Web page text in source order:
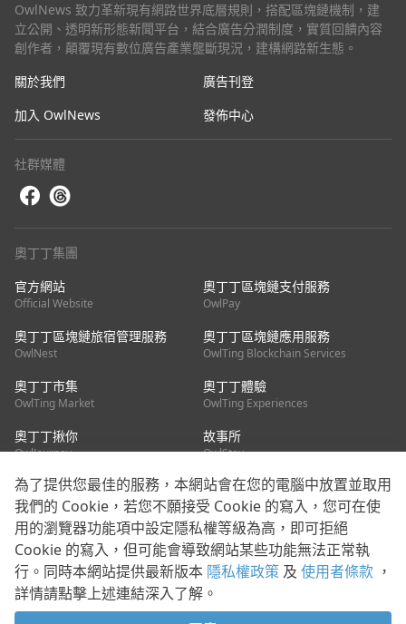
OwlNews 致力革新現有網路世界底層規則，搭配區塊鏈機制，建
立公開、透明新形態新聞平台，結合廣告分潤制度，實質回饋內容
創作者，顛覆現有數位廣告產業壟斷現況，建構網路新生態。
關於我們
廣告刊登
加入 OwlNews
發佈中心
社群媒體
奧丁丁集團
官方網站
Official Website
奧丁丁區塊鏈支付服務
OwlPay
奧丁丁區塊鏈旅宿管理服務
OwlNest
奧丁丁區塊鏈應用服務
OwlTing Blockchain Services
奧丁丁市集
OwlTing Market
奧丁丁體驗
OwlTing Experiences
奧丁丁揪你
OwlJourney
故事所
OwlStay
聯絡我們
客服信箱：mediapartner@owlting.com
服務信箱 / 廣告洽詢：info_owlnews@owlting.com
媒體合作 / 新聞稿提供：mediapartner@owlting.com
為了提供您最佳的服務，本網站會在您的電腦中放置並取用
我們的 Cookie，若您不願接受 Cookie 的寫入，您可在使
用的瀏覽器功能項中設定隱私權等級為高，即可拒絕
Cookie 的寫入，但可能會導致網站某些功能無法正常執
行。同時本網站提供最新版本 隱私權政策 及 使用者條款 ，
詳情請點擊上述連結深入了解。